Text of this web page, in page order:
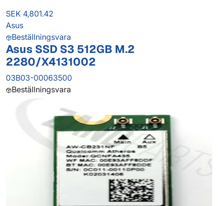
SEK 4,801.42
Asus
Beställningsvara
Asus SSD S3 512GB M.2
2280/X4131002
03B03-00063500
Beställningsvara